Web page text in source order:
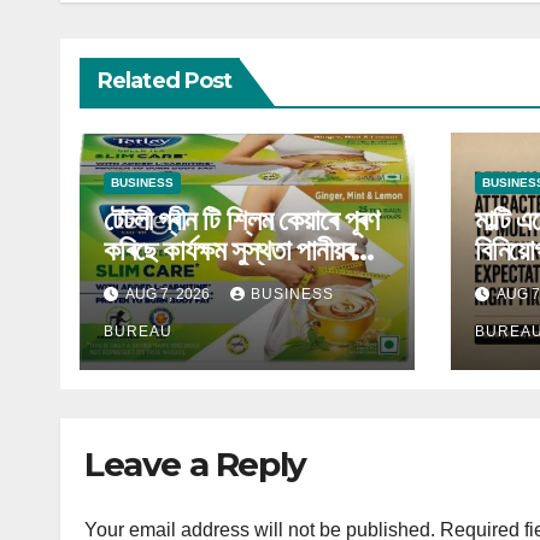
Related Post
BUSINESS
টেটলী গ্ৰীন টি শ্লিম কেয়াৰে পূৰণ
কৰিছে কাৰ্যক্ষম সুস্থতা পানীয়ৰ
ক্ৰমবৰ্ধমান চাহিদা
AUG 7, 2026 BUSINESS
BUREAU
মাল্টি
AUG
Leave a Reply
Your email address will not be published. Required